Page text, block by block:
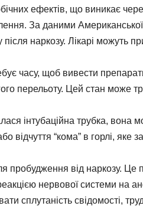
ефектів, що виникає
За даними Американської
після наркозу. Лікарі можуть
часу, щоб вивести
перельоту. Цей стан може
інтубаційна трубка, вона
відчуття “кома” в горлі, яке
пробудження від наркозу. Це
нервової системи на
сплутаність свідомості,